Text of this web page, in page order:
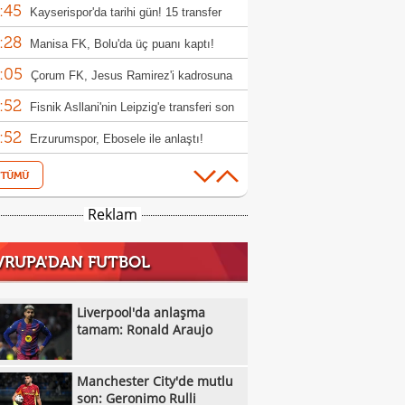
dudak uçuklattı
Kayserispor'da tarihi gün! 15 transfer
Manisa FK, Bolu'da üç puanı kaptı!
Çorum FK, Jesus Ramirez'i kadrosuna
Fisnik Asllani'nin Leipzig'e transferi son
iptal oldu!Erzurumspor, Ebosele ile anlaştı!
Metehan Altunbaş, Kocaelispor'da
Fenerbahçe'ye müjdeli haber: Romelu
Manchester City'de mutlu son: Geronimo
finale yükseldi
Altay, Tuna Üzümcü ile topbaşı yaptı
Sergej Jakirovic'ten Premier Lig, Acun
ve Türkiye açıklaması!
Eren Derdiyok Galatasaray'a döndü!
Reklam
FUTBOL
Liverpool'da anlaşma
tamam: Ronald Araujo
Manchester City'de mutlu
son: Geronimo Rulli